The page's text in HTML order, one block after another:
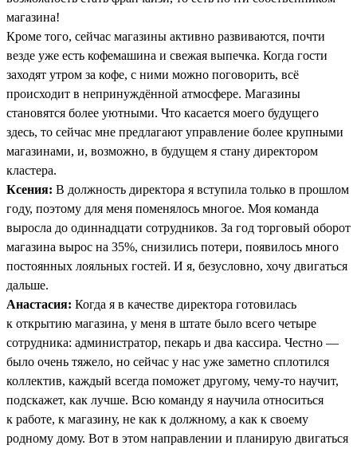
магазина!
Кроме того, сейчас магазины активно развиваются, почти
везде уже есть кофемашина и свежая выпечка. Когда гости
заходят утром за кофе, с ними можно поговорить, всё
происходит в непринуждённой атмосфере. Магазины
становятся более уютными. Что касается моего будущего
здесь, то сейчас мне предлагают управление более крупными
магазинами, и, возможно, в будущем я стану директором
кластера.
Ксения: В должность директора я вступила только в прошлом
году, поэтому для меня поменялось многое. Моя команда
выросла до одиннадцати сотрудников. За год торговый оборот
магазина вырос на 35%, снизились потери, появилось много
постоянных лояльных гостей. И я, безусловно, хочу двигаться
дальше.
Анастасия: Когда я в качестве директора готовилась
к открытию магазина, у меня в штате было всего четыре
сотрудника: администратор, пекарь и два кассира. Честно —
было очень тяжело, но сейчас у нас уже заметно сплотился
коллектив, каждый всегда поможет другому, чему-то научит,
подскажет, как лучше. Всю команду я научила относиться
к работе, к магазину, не как к должному, а как к своему
родному дому. Вот в этом направлении и планирую двигаться